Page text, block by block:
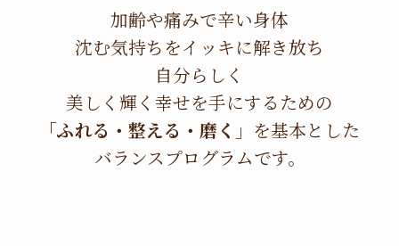
加齢や痛みで辛い身体
沈む気持ちをイッキに解き放ち
自分らしく
美しく輝く幸せを手にするための
「ふれる・整える・磨く」 を基本とした
バランスプログラムです。